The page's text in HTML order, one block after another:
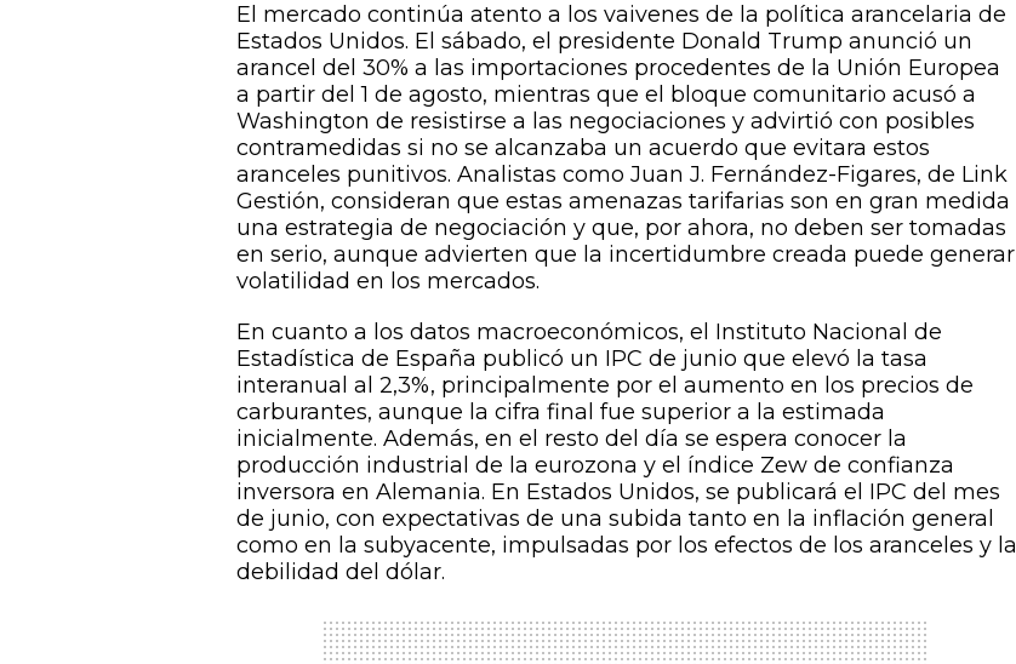
El mercado continúa atento a los vaivenes de la política arancelaria de
Estados Unidos. El sábado, el presidente Donald Trump anunció un
arancel del 30% a las importaciones procedentes de la Unión Europea
a partir del 1 de agosto, mientras que el bloque comunitario acusó a
Washington de resistirse a las negociaciones y advirtió con posibles
contramedidas si no se alcanzaba un acuerdo que evitara estos
aranceles punitivos. Analistas como Juan J. Fernández-Figares, de Link
Gestión, consideran que estas amenazas tarifarias son en gran medida
una estrategia de negociación y que, por ahora, no deben ser tomadas
en serio, aunque advierten que la incertidumbre creada puede generar
volatilidad en los mercados.
En cuanto a los datos macroeconómicos, el Instituto Nacional de
Estadística de España publicó un IPC de junio que elevó la tasa
interanual al 2,3%, principalmente por el aumento en los precios de
carburantes, aunque la cifra final fue superior a la estimada
inicialmente. Además, en el resto del día se espera conocer la
producción industrial de la eurozona y el índice Zew de confianza
inversora en Alemania. En Estados Unidos, se publicará el IPC del mes
de junio, con expectativas de una subida tanto en la inflación general
como en la subyacente, impulsadas por los efectos de los aranceles y la
debilidad del dólar.